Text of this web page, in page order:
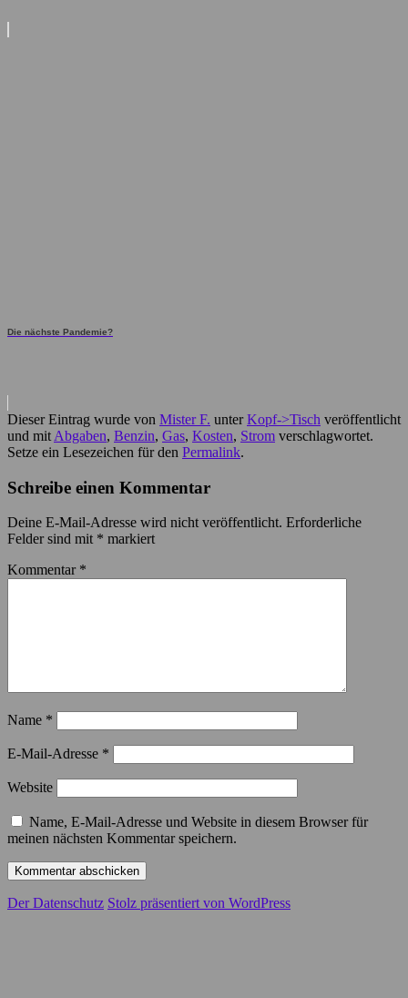
Die nächste Pandemie?
Dieser Eintrag wurde von Mister F. unterKopf->Tisch veröffentlicht
und mit Abgaben, Benzin, Gas, Kosten, Strom verschlagwortet.
Setze ein Lesezeichen für den Permalink.
Schreibe einen Kommentar
Deine E-Mail-Adresse wird nicht veröffentlicht. Erforderliche
Felder sind mit * markiert
Kommentar *
Name *
E-Mail-Adresse *
Website
Name, E-Mail-Adresse und Website in diesem Browser für
meinen nächsten Kommentar speichern.
Der Datenschutz Stolz präsentiert von WordPress